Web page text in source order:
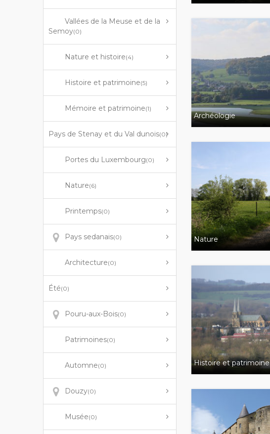
Vallées de la Meuse et de la
Semoy(0)
Nature et histoire(4)
Histoire et patrimoine(5)
Mémoire et patrimoine(1)
Pays de Stenay et du Val dunois(0)
Portes du Luxembourg(0)
Nature(6)
Printemps(0)
Pays sedanais(0)
Architecture(0)
Été(0)
Pouru-aux-Bois(0)
Patrimoines(0)
Automne(0)
Douzy(0)
Musée(0)
Archéologie
Nature
Histoire et patrimoine